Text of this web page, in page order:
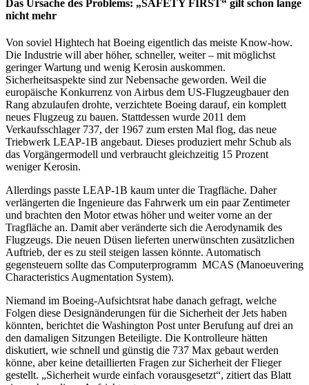
Das Ursache des Problems: „SAFETY FIRST“ gilt schon lange
nicht mehr
Von soviel Hightech hat Boeing eigentlich das meiste Know-how.
Die Industrie will aber höher, schneller, weiter – mit möglichst
geringer Wartung und wenig Kerosin auskommen.
Sicherheitsaspekte sind zur Nebensache geworden. Weil die
europäische Konkurrenz von Airbus dem US-Flugzeugbauer den
Rang abzulaufen drohte, verzichtete Boeing darauf, ein komplett
neues Flugzeug zu bauen. Stattdessen wurde 2011 dem
Verkaufsschlager 737, der 1967 zum ersten Mal flog, das neue
Triebwerk LEAP-1B angebaut. Dieses produziert mehr Schub als
das Vorgängermodell und verbraucht gleichzeitig 15 Prozent
weniger Kerosin.
Allerdings passte LEAP-1B kaum unter die Tragfläche. Daher
verlängerten die Ingenieure das Fahrwerk um ein paar Zentimeter
und brachten den Motor etwas höher und weiter vorne an der
Tragfläche an. Damit aber veränderte sich die Aerodynamik des
Flugzeugs. Die neuen Düsen lieferten unerwünschten zusätzlichen
Auftrieb, der es zu steil steigen lassen könnte. Automatisch
gegensteuern sollte das Computerprogramm MCAS (Manoeuvering
Characteristics Augmentation System).
Niemand im Boeing-Aufsichtsrat habe danach gefragt, welche
Folgen diese Designänderungen für die Sicherheit der Jets haben
könnten, berichtet die Washington Post unter Berufung auf drei an
den damaligen Sitzungen Beteiligte. Die Kontrolleure hätten
diskutiert, wie schnell und günstig die 737 Max gebaut werden
könne, aber keine detaillierten Fragen zur Sicherheit der Flieger
gestellt. „Sicherheit wurde einfach vorausgesetzt“, zitiert das Blatt